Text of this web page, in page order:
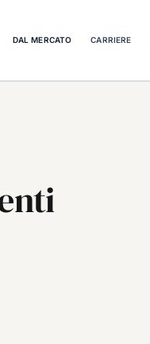
DAL MERCATO CARRIERE